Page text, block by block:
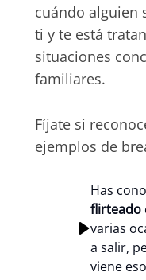
cuándo alguien
ti y te está
situaciones
familiares.
Fíjate si
ejemplos de
Has
flirteado
varias
a salir,
viene